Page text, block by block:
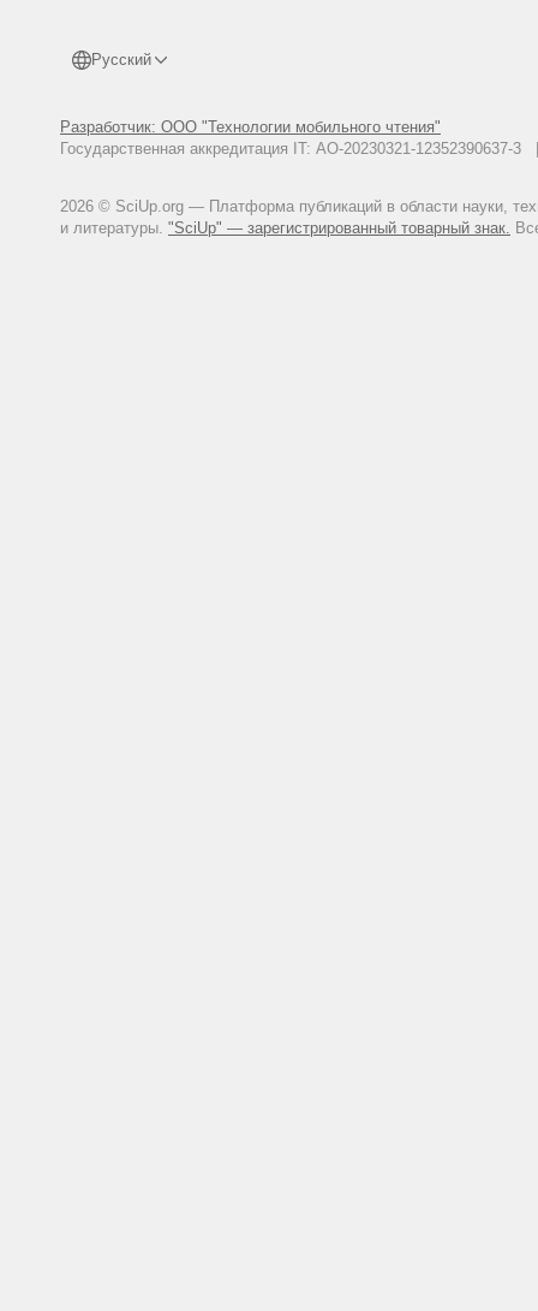
Русский
Разработчик: ООО "Технологии мобильного чтения"
Государственная аккредитация IT: АО-20230321-
2026 © SciUp.org — Платформа публикаций в области науки,
и литературы. "SciUp" — зарегистрированный товарный знак.